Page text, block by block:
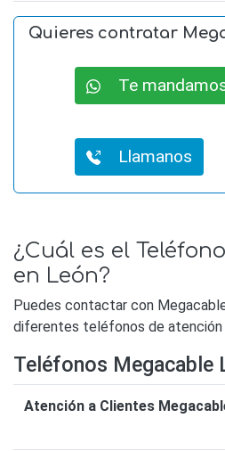
Quieres contratar
Te
Llamanos
¿Cuál es el
en León?
Puedes contactar con
diferentes teléfonos de atención
Teléfonos Megacable
Atención a Clientes